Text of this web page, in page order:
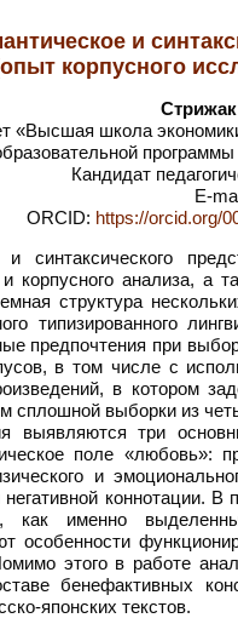
и
корпусного
«Высшая школа
Кандидат
E-
ORCID: https://orcid.org/
синтаксического
анализа, а
структура
типизированного
предпочтения при
в том числе с
в котором
сплошной выборки из
выявляются три
поле «любовь»:
и
коннотации. В
именно
особенности
этого в работе
бенефактивных
японских текстов.